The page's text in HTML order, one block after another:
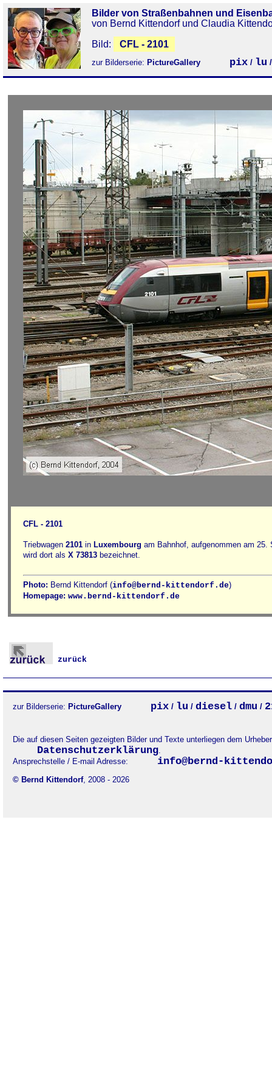
Bilder von Straßenbahnen und
von Bernd Kittendorf und Claudia
Bild:
CFL - 2101
zur Bilderserie: PictureGallery pix / lu
CFL - 2101
Triebwagen 2101 in Luxembourg am Bahnhof, aufgenommen am
wird dort als X 73813 bezeichnet.
Photo: Bernd Kittendorf (info@bernd-kittendorf.de)
Homepage: www.bernd-kittendorf.de
zurück
zur Bilderserie: PictureGallery pix / lu / diesel / dmu /
Die auf diesen Seiten gezeigten Bilder und Texte unterliegen dem
Datenschutzerklärung.
Ansprechstelle / E-mail Adresse:
info@bernd-
© Bernd Kittendorf, 2008 - 2026